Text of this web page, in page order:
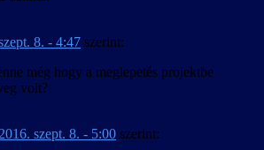
8. - 4:47 szerint:
még hogy a meglepetés projektbe
volt?
2016. szept. 8. - 5:00 szerint: